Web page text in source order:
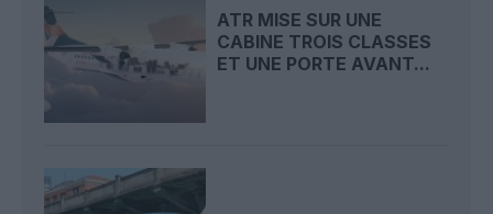
ATR MISE SUR UNE
CABINE TROIS CLASSES
ET UNE PORTE AVANT...